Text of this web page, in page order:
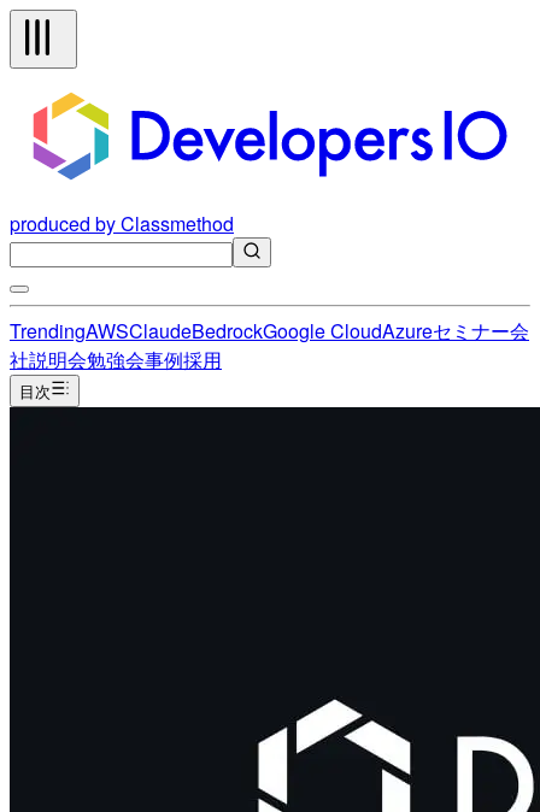
produced by Classmethod
TrendingAWSClaudeBedrockGoogle CloudAzureセミナー会
社説明会勉強会事例採用
目次